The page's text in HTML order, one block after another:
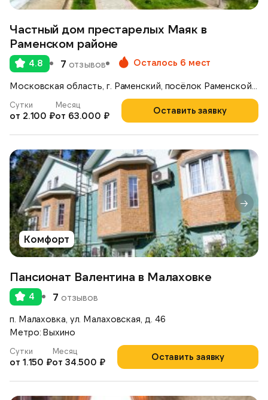
Частный дом престарелых Маяк в
Раменском районе
4.8 7 отзывов Осталось 6 мест
Оставить заявку
Сутки
от 2.100 ₽
Месяц
от 63.000 ₽
Комфорт
Пансионат Валентина в Малаховке
4 7 отзывов
п. Малаховка, ул. Малаховская, д. 46
Метро: Выхино
Оставить заявку
Сутки
от 1.150 ₽
Месяц
от 34.500 ₽